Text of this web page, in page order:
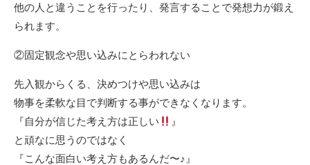
他の人と違うことを行ったり、発言することで発想力が鍛え
られます。
②固定観念や思い込みにとらわれない
先入観からくる、決めつけや思い込みは
物事を柔軟な目で判断する事ができなくなります。
『自分が信じた考え方は正しい
』
と頑なに思うのではなく
『こんな面白い考え方もあるんだ〜♪』